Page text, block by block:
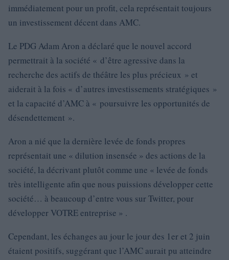
immédiatement pour un profit, cela représentait toujours
un investissement décent dans AMC.
Le PDG Adam Aron a déclaré que le nouvel accord
permettrait à la société « d’être agressive dans la
recherche des actifs de théâtre les plus précieux » et
aiderait à la fois « d’autres investissements stratégiques »
et la capacité d’AMC à « poursuivre les opportunités de
désendettement ».
Aron a nié que la dernière levée de fonds propres
représentait une « dilution insensée » des actions de la
société, la décrivant plutôt comme une « levée de fonds
très intelligente afin que nous puissions développer cette
société… à beaucoup d’entre vous sur Twitter, pour
développer VOTRE entreprise » .
Cependant, les échanges au jour le jour des 1er et 2 juin
étaient positifs, suggérant que l’AMC aurait pu atteindre